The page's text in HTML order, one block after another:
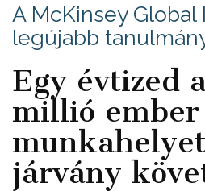
A McKinsey Global
legújabb
Egy évtized
millió
járvány